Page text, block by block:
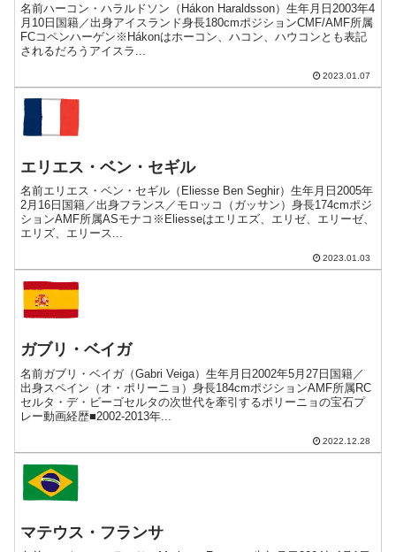
名前ハーコン・ハラルドソン（Hákon Haraldsson）生年月日2003年4
月10日国籍／出身アイスランド身長180cmポジションCMF/AMF所属
FCコペンハーゲン※Hákonはホーコン、ハコン、ハウコンとも表記
されるだろうアイスラ...
2023.01.07
エリエス・ベン・セギル
名前エリエス・ベン・セギル（Eliesse Ben Seghir）生年月日2005年
2月16日国籍／出身フランス／モロッコ（ガッサン）身長174cmポジ
ションAMF所属ASモナコ※Eliesseはエリエズ、エリゼ、エリーゼ、
エリズ、エリース...
2023.01.03
ガブリ・ベイガ
名前ガブリ・ベイガ（Gabri Veiga）生年月日2002年5月27日国籍／
出身スペイン（オ・ポリーニョ）身長184cmポジションAMF所属RC
セルタ・デ・ビーゴセルタの次世代を牽引するポリーニョの宝石プ
レー動画経歴■2002-2013年...
2022.12.28
マテウス・フランサ